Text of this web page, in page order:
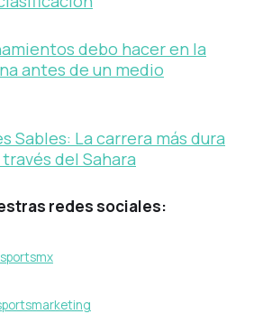
debo hacer en la
antes de un medio
Sables: La carrera más dura
del Sahara
redes sociales: